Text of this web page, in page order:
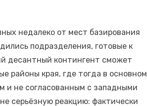
недалеко от мест базирования
подразделения, готовые к
десантный контингент сможет
районы края, где тогда в основном
и не согласованным с западными
серьёзную реакцию: фактически